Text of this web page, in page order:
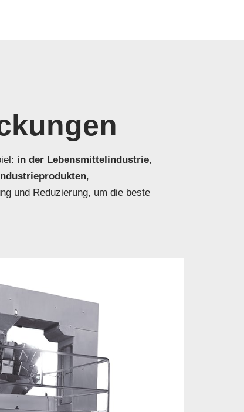
in der Lebensmittelindustrie,
,
und Reduzierung, um die beste